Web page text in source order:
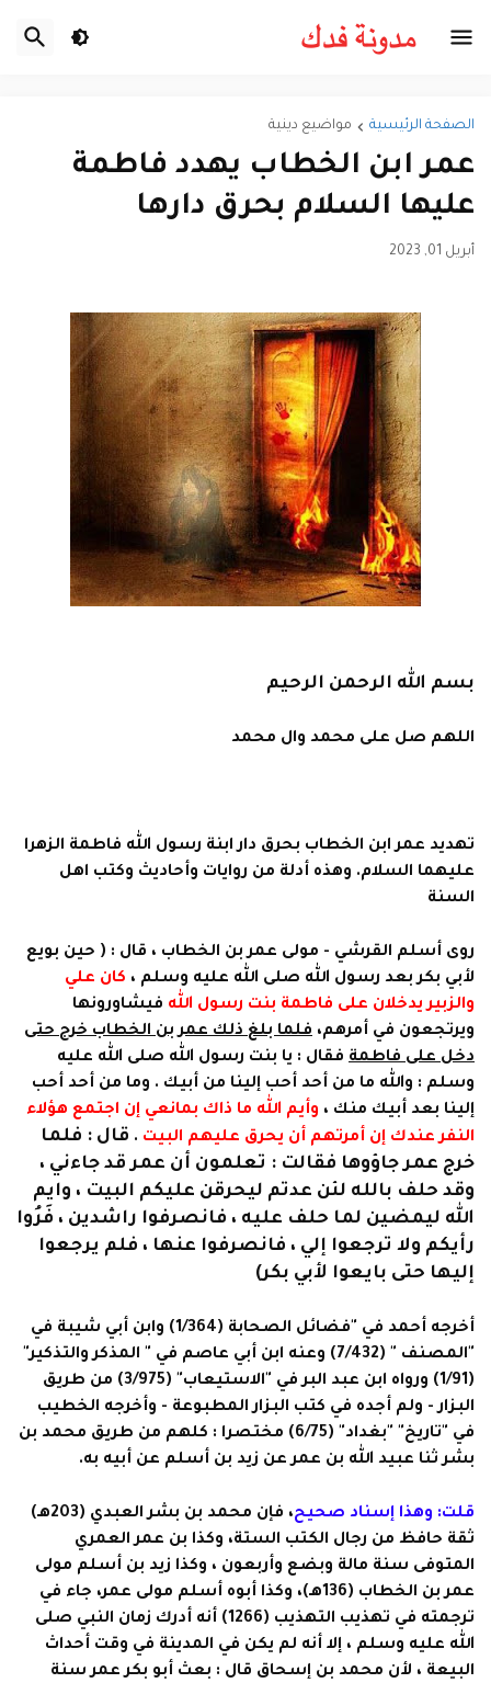
الصفحة الرئيسية مواضيع دينية
عمر ابن الخطاب يهدد فاطمة
عليها السلام بحرق دارها
أبريل 01, 2023
بسم الله الرحمن الرحيم
اللهم صل على محمد وال محمد
تهديد عمر ابن الخطاب بحرق دار ابنة رسول الله فاطمة الزهرا
عليهما السلام. وهذه أدلة من روايات وأحاديث وكتب اهل
السنة
روى أسلم القرشي - مولى عمر بن الخطاب ، قال : ( حين بويع
لأبي بكر بعد رسول الله صلى الله عليه وسلم ، كان علي
والزبير يدخلان على فاطمة بنت رسول الله فيشاورونها
ويرتجعون في أمرهم، فلما بلغ ذلك عمر بن الخطاب خرج حتى
دخل على فاطمة فقال : يا بنت رسول الله صلى الله عليه
وسلم : والله ما من أحد أحب إلينا من أبيك . وما من أحد أحب
إلينا بعد أبيك منك ، وأيم الله ما ذاك بمانعي إن اجتمع هؤلاء
النفر عندك إن أمرتهم أن يحرق عليهم البيت . قال : فلما
خرج عمر جاؤوها فقالت : تعلمون أن عمر قد جاءني ،
وقد حلف بالله لئن عدتم ليحرقن عليكم البيت ، وايم
الله ليمضين لما حلف عليه ، فانصرفوا راشدين ، فَرُوا
رأيكم ولا ترجعوا إلي ، فانصرفوا عنها ، فلم يرجعوا
إليها حتى بايعوا لأبي بكر)
أخرجه أحمد في "فضائل الصحابة (1/364) وابن أبي شيبة في
"المصنف " (7/432) وعنه ابن أبي عاصم في " المذكر والتذكير"
(1/91) ورواه ابن عبد البر في "الاستيعاب" (3/975) من طريق
البزار - ولم أجده في كتب البزار المطبوعة - وأخرجه الخطيب
في "تاريخ" "بغداد" (6/75) مختصرا : كلهم من طريق محمد بن
بشر ثنا عبيد الله بن عمر عن زيد بن أسلم عن أبيه به.
قلت: وهذا إسناد صحيح
، فإن محمد بن بشر العبدي (203هـ)
ثقة حافظ من رجال الكتب الستة، وكذا بن عمر العمري
المتوفى سنة مالة وبضع وأربعون ، وكذا زيد بن أسلم مولى
عمر بن الخطاب (136هـ)، وكذا أبوه أسلم مولى عمر، جاء في
ترجمته في تهذيب التهذيب (1266) أنه أدرك زمان النبي صلى
الله عليه وسلم ، إلا أنه لم يكن في المدينة في وقت أحداث
البيعة ، لأن محمد بن إسحاق قال : بعث أبو بكر عمر سنة